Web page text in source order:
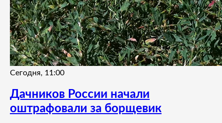
Сегодня, 11:00
Дачников России начали
оштрафовали за борщевик